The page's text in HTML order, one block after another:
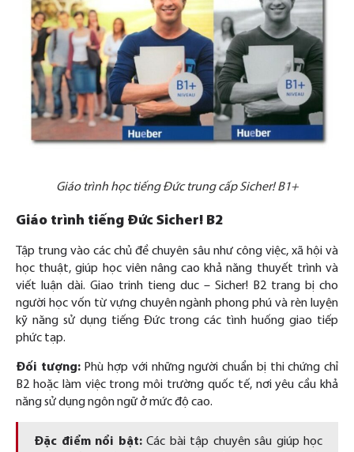
Giáo trình học tiếng Đức trung cấp Sicher! B1+
Giáo trình tiếng Đức Sicher! B2
Tập trung vào các chủ đề chuyên sâu như công việc, xã hội và
học thuật, giúp học viên nâng cao khả năng thuyết trình và
viết luận dài. Giao trinh tieng duc – Sicher! B2 trang bị cho
người học vốn từ vựng chuyên ngành phong phú và rèn luyện
kỹ năng sử dụng tiếng Đức trong các tình huống giao tiếp
phức tạp.
Đối tượng: Phù hợp với những người chuẩn bị thi chứng chỉ
B2 hoặc làm việc trong môi trường quốc tế, nơi yêu cầu khả
năng sử dụng ngôn ngữ ở mức độ cao.
Đặc điểm nổi bật:Các bài tập chuyên sâu giúp học